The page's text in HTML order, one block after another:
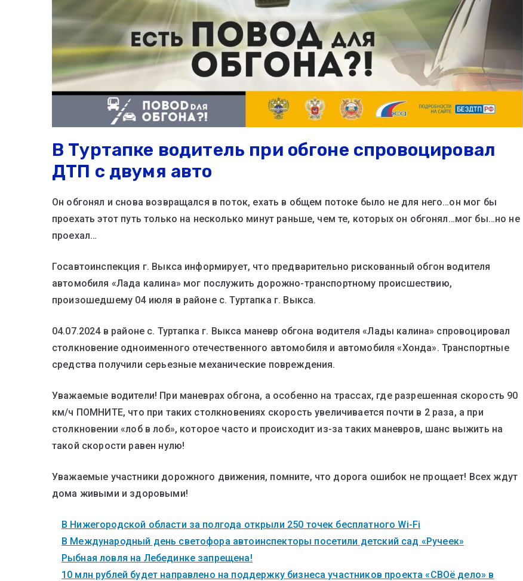
В Туртапке водитель при обгоне спровоцировал
ДТП с двумя авто
Он обгонял и снова возвращался в поток, ехать в общем потоке было не для него…он мог бы
проехать этот путь только на несколько минут раньше, чем те, которых он обгонял…мог бы…но не
проехал…
Госавтоинспекция г. Выкса информирует, что предварительно рискованный обгон водителя
автомобиля «Лада калина» мог послужить дорожно-транспортному происшествию,
произошедшему 04 июля в районе с. Туртапка г. Выкса.
04.07.2024 в районе с. Туртапка г. Выкса маневр обгона водителя «Лады калина» спровоцировал
столкновение одноименного отечественного автомобиля и автомобиля «Хонда». Транспортные
средства получили серьезные механические повреждения.
Уважаемые водители! При маневрах обгона, а особенно на трассах, где разрешенная скорость 90
км/ч ПОМНИТЕ, что при таких столкновениях скорость увеличивается почти в 2 раза, а при
столкновении «лоб в лоб», которое часто и происходит из-за таких маневров, шанс выжить на
такой скорости равен нулю!
Уважаемые участники дорожного движения, помните, что дорога ошибок не прощает! Всех ждут
дома живыми и здоровыми!
В Нижегородской области за полгода открыли 250 точек бесплатного Wi-Fi
В Международный день светофора автоинспекторы посетили детский сад «Ручеек»
Рыбная ловля на Лебединке запрещена!
10 млн рублей будет направлено на поддержку бизнеса участников проекта «СВОё дело» в